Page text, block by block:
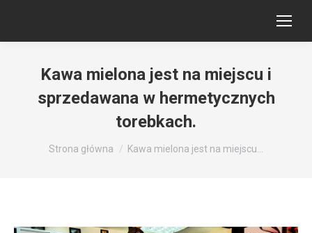
Kawa mielona jest na miejscu i
sprzedawana w hermetycznych
torebkach.
Jesteś tutaj:
Strona główna Kawa mielona jest na miejscu…